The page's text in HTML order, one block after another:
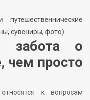
сувениры, фото)
забота о
чем просто
к вопросам